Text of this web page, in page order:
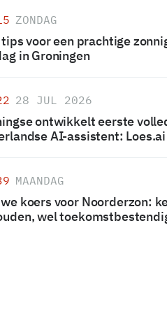
ZONDAG
voor een prachtige
in Groningen
28 JUL 2026
ontwikkelt eerste
AI-assistent: Loes.ai
MAANDAG
koers voor Noorderzon:
wel